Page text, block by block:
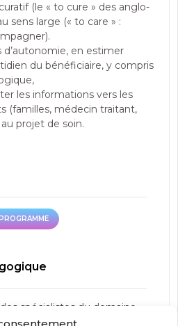
(le « to cure » des anglo-
sens large (« to care » :
d’autonomie, en estimer
du bénéficiaire, y compris
les informations vers les
(familles, médecin traitant,
projet de soin.
spécialistes du domaine
selon un processus de